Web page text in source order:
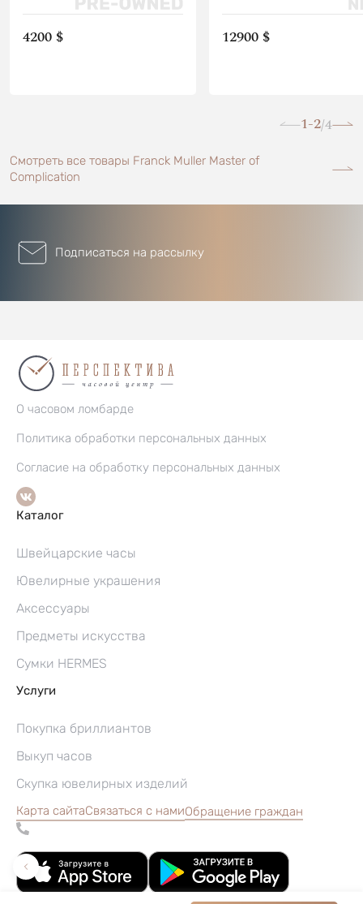
4200 $ 12900 $
1-2/4
Смотреть все товары Franck Muller Master of
Complication
Подписаться на рассылку
О часовом ломбарде
Политика обработки персональных данных
Согласие на обработку персональных данных
Каталог
Швейцарские часы
Ювелирные украшения
Аксессуары
Предметы искусства
Сумки HERMES
Услуги
Покупка бриллиантов
Выкуп часов
Скупка ювелирных изделий
Карта сайтаСвязаться с намиОбращение граждан